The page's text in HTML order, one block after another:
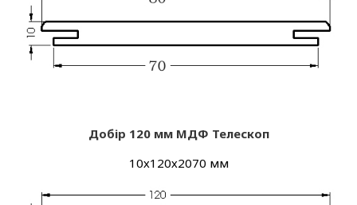
Добір 120 мм МДФ Телескоп
10х120х2070 мм